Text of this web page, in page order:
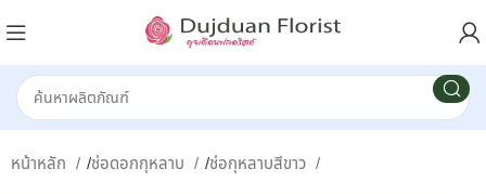
หน้าหลัก /ช่อดอกกุหลาบ /ช่อกุหลาบสีขาว